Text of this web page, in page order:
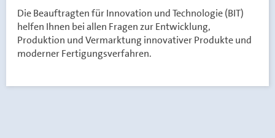
Die Beauftragten für Innovation und Technologie (BIT)
helfen Ihnen bei allen Fragen zur Entwicklung,
Produktion und Vermarktung innovativer Produkte und
moderner Fertigungsverfahren.